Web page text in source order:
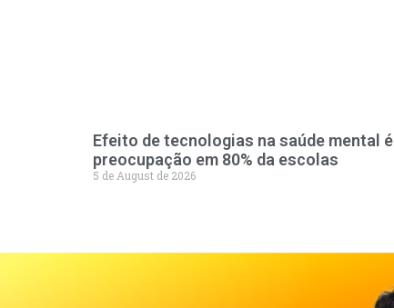
Efeito de tecnologias na saúde mental é
preocupação em 80% da escolas
5 de August de 2026